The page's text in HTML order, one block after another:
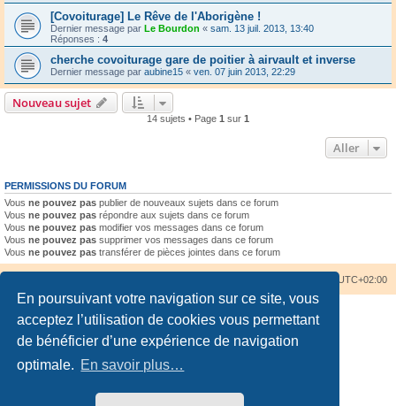
En poursuivant votre navigation sur ce site, vous
acceptez l’utilisation de cookies vous permettant
de bénéficier d’une expérience de navigation
optimale. En savoir plus…
[Covoiturage] Le Rêve de l'Aborigène !
Dernier message par Le Bourdon « sam. 13 juil. 2013, 13:40
Réponses : 4
cherche covoiturage gare de poitier à airvault et inverse
Dernier message par aubine15 « ven. 07 juin 2013, 22:29
Nouveau sujet
14 sujets • Page 1 sur 1
Aller
PERMISSIONS DU FORUM
Vous ne pouvez pas publier de nouveaux sujets dans ce forum
Vous ne pouvez pas répondre aux sujets dans ce forum
Vous ne pouvez pas modifier vos messages dans ce forum
Vous ne pouvez pas supprimer vos messages dans ce forum
Vous ne pouvez pas transférer de pièces jointes dans ce forum
UTC+02:00
Développé parphpBB® Forum Software © phpBB Limited